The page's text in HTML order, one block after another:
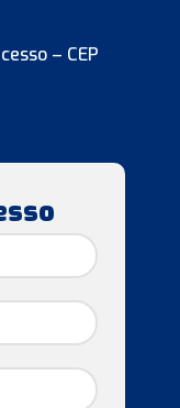
– CEP